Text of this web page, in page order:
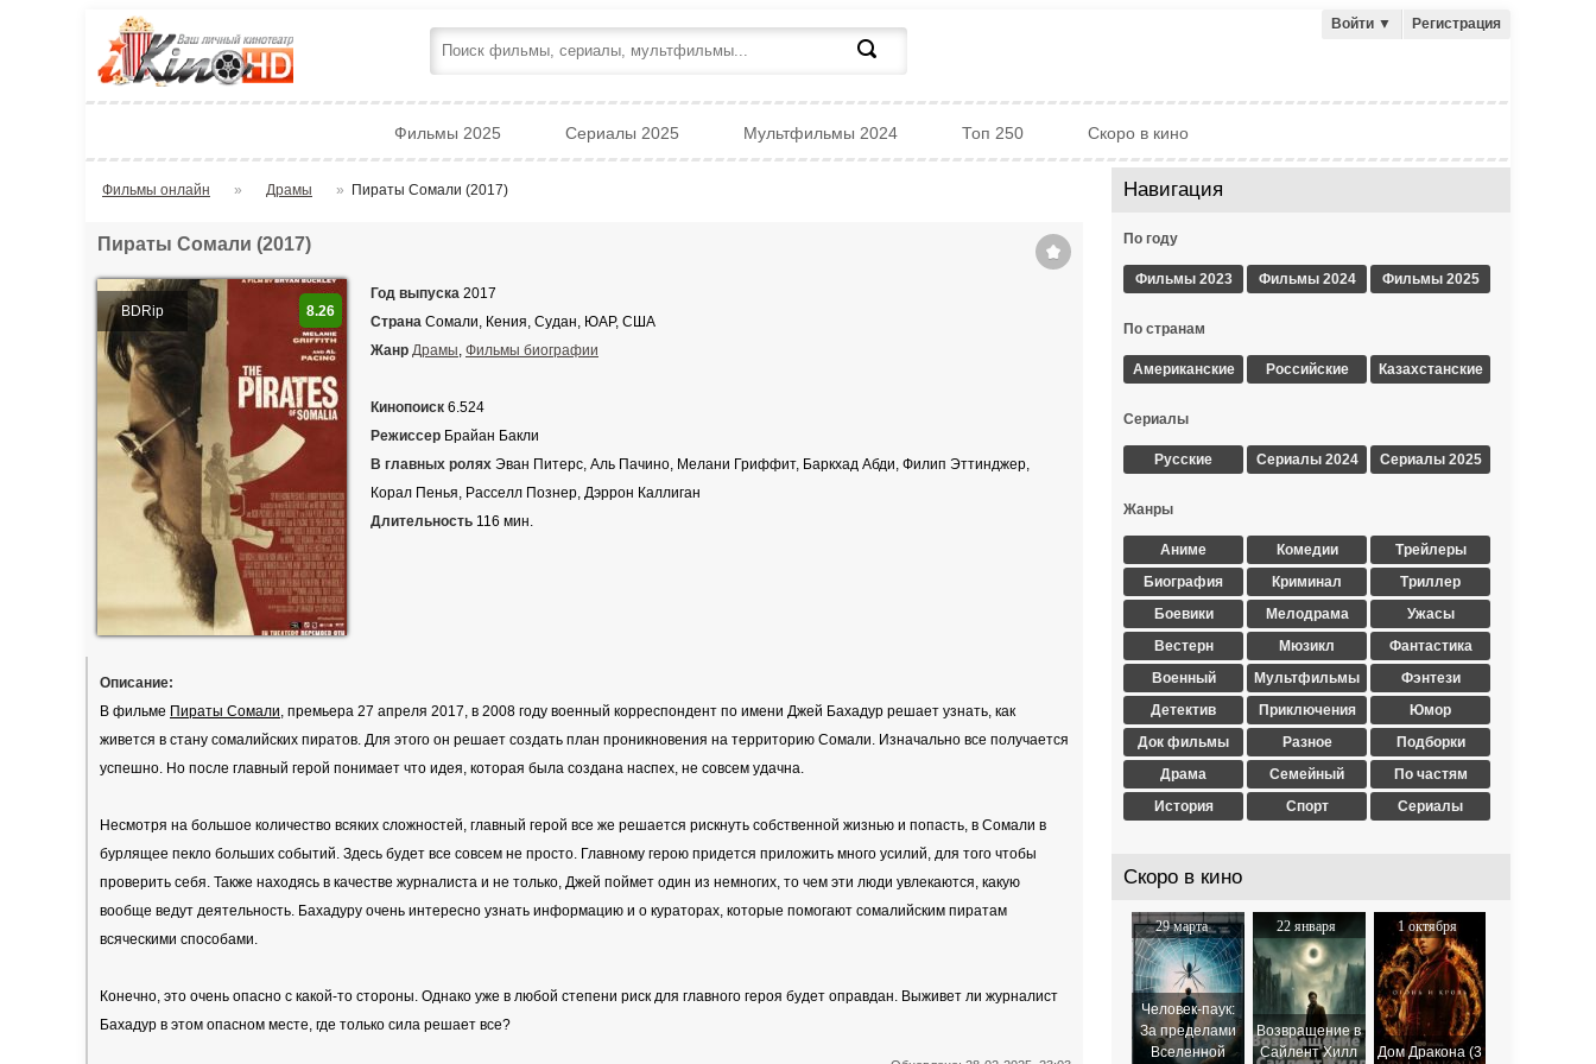
Войти ▼ Регистрация
Фильмы 2025 Сериалы 2025 Мультфильмы 2024 Топ 250 Скоро в кино
Фильмы онлайн » Драмы » Пираты Сомали (2017)
Пираты Сомали (2017)
BDRip
Год выпуска 2017
Страна Сомали, Кения, Судан, ЮАР, США
Жанр Драмы, Фильмы биографии
Кинопоиск 6.524
Режиссер Брайан Бакли
В главных ролях Эван Питерс, Аль Пачино, Мелани Гриффит, Баркхад Абди, Филип Эттинджер,
Корал Пенья, Расселл Познер, Дэррон Каллиган
Длительность 116 мин.
8.26
Описание:
В фильме Пираты Сомали, премьера 27 апреля 2017, в 2008 году военный корреспондент по имени Джей Бахадур решает узнать, как
живется в стану сомалийских пиратов. Для этого он решает создать план проникновения на территорию Сомали. Изначально все получается
успешно. Но после главный герой понимает что идея, которая была создана наспех, не совсем удачна.
Несмотря на большое количество всяких сложностей, главный герой все же решается рискнуть собственной жизнью и попасть, в Сомали в
бурлящее пекло больших событий. Здесь будет все совсем не просто. Главному герою придется приложить много усилий, для того чтобы
проверить себя. Также находясь в качестве журналиста и не только, Джей поймет один из немногих, то чем эти люди увлекаются, какую
вообще ведут деятельность. Бахадуру очень интересно узнать информацию и о кураторах, которые помогают сомалийским пиратам
всяческими способами.
Конечно, это очень опасно с какой-то стороны. Однако уже в любой степени риск для главного героя будет оправдан. Выживет ли журналист
Бахадур в этом опасном месте, где только сила решает все?
Навигация
По году
Фильмы 2023 Фильмы 2024 Фильмы 2025
По странам
Американские Российские Казахстанские
Сериалы
Русские Сериалы 2024 Сериалы 2025
Жанры
Аниме
Биография
Боевики
Вестерн
Военный
Детектив
Док фильмы
Драма
История
Комедии
Криминал
Мелодрама
Мюзикл
Мультфильмы
Приключения
Разное
Семейный
Спорт
Трейлеры
Триллер
Ужасы
Фантастика
Фэнтези
Юмор
Подборки
По частям
Сериалы
Скоро в кино
29 марта
2024
Человек-паук:
За пределами
Вселенной
22 января
2026
Возвращение в
Сайлент Хилл
1 октября
2025
Дом Дракона (3